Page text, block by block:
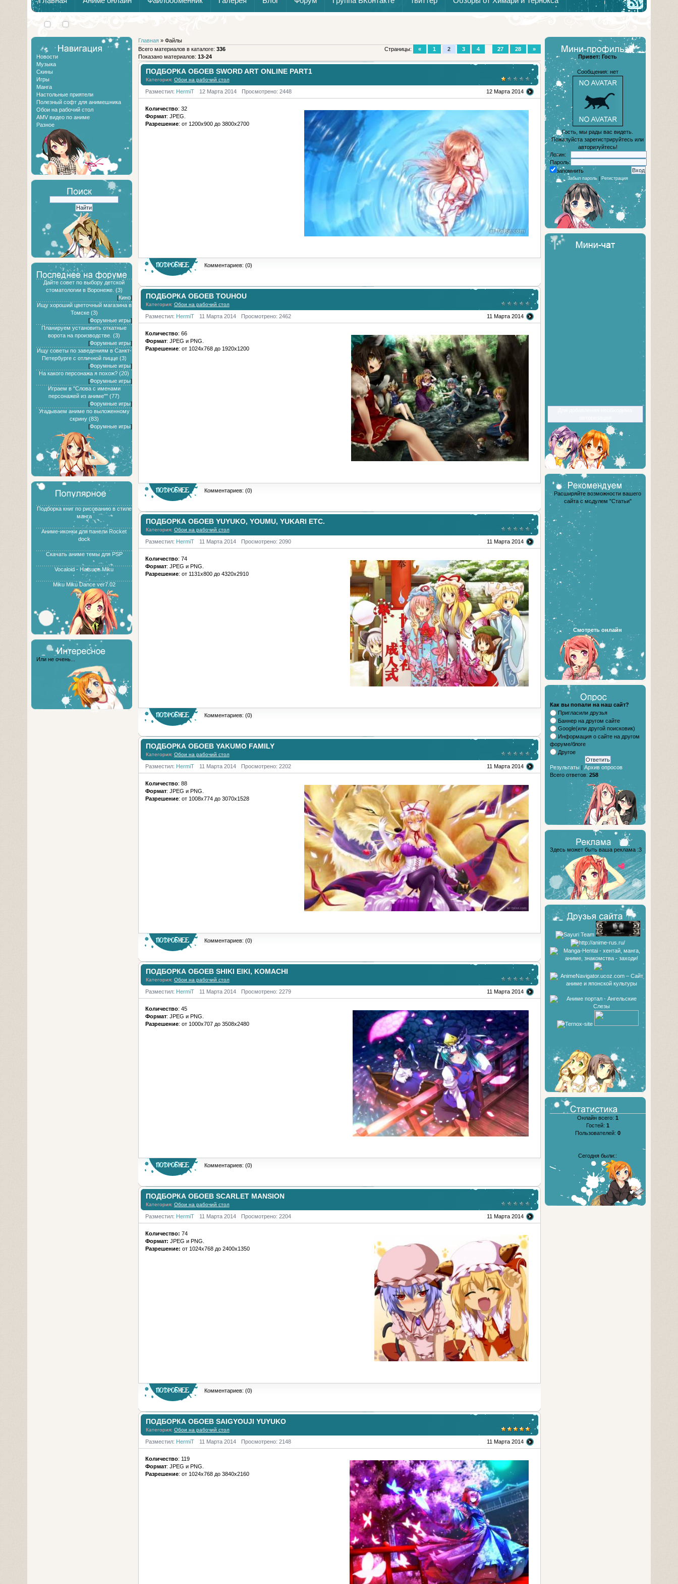
новые
технологии
повседневной
жизни
возможности
вашего
Новости
Музыка
Скины
Игры
Манга
Настольные приятели
Полезный софт для анимешника
Обои на рабочий стол
AMV видео по аниме
Разное
Дайте совет по выбору детской
стоматологии в Воронеже. (3)
[Кино]
Ищу хороший цветочный магазина в
Томске (3)
[Форумные игры]
Планируем установить откатные
ворота на производстве. (3)
[Форумные игры]
Ищу советы по заведениям в Санкт-
Петербурге с отличной пицце (3)
[Форумные игры]
На какого персонажа я похож? (20)
[Форумные игры]
Играем в "Слова с именами
персонажей из аниме"" (77)
[Форумные игры]
Угадываем аниме по выложенному
скрину (83)
[Форумные игры]
Подборка книг по рисованию в стиле
манга
Аниме-иконки для панели Rocket
dock
Скачать аниме темы для PSP
Vocaloid - Hatsune Miku
Miku Miku Dance ver7.02
Или не очень...
Главная» Файлы
Всего материалов в каталоге: 336
Показано материалов: 13-24
Страницы: « 1 2 3 4 27 28 »
ПОДБОРКА ОБОЕВ SWORD ART ONLINE PART1
Категория: Обои на рабочий стол
12 Марта 2014
Разместил: HermiT 12 Марта 2014 Просмотрено: 2448
Количество: 32
Формат: JPEG.
Разрешение: от 1200x900 до 3800x2700
Комментариев: (0)
ПОДБОРКА ОБОЕВ TOUHOU
Категория: Обои на рабочий стол
11 Марта 2014
Разместил: HermiT 11 Марта 2014 Просмотрено: 2462
Количество: 66
Формат: JPEG и PNG.
Разрешение: от 1024х768 до 1920х1200
Комментариев: (0)
ПОДБОРКА ОБОЕВ YUYUKO, YOUMU, YUKARI ETC.
Категория: Обои на рабочий стол
11 Марта 2014
Разместил: HermiT 11 Марта 2014 Просмотрено: 2090
Количество: 74
Формат: JPEG и PNG.
Разрешение: от 1131х800 до 4320х2910
Комментариев: (0)
ПОДБОРКА ОБОЕВ YAKUMO FAMILY
Категория: Обои на рабочий стол
11 Марта 2014
Разместил: HermiT 11 Марта 2014 Просмотрено: 2202
Количество: 88
Формат: JPEG и PNG.
Разрешение: от 1008х774 до 3070х1528
Комментариев: (0)
ПОДБОРКА ОБОЕВ SHIKI EIKI, KOMACHI
Категория: Обои на рабочий стол
11 Марта 2014
Разместил: HermiT 11 Марта 2014 Просмотрено: 2279
Количество: 45
Формат: JPEG и PNG.
Разрешение: от 1000х707 до 3508х2480
Комментариев: (0)
ПОДБОРКА ОБОЕВ SCARLET MANSION
Категория: Обои на рабочий стол
11 Марта 2014
Разместил: HermiT 11 Марта 2014 Просмотрено: 2204
Количество: 74
Формат: JPEG и PNG.
Разрешение: от 1024х768 до 2400х1350
Комментариев: (0)
ПОДБОРКА ОБОЕВ SAIGYOUJI YUYUKO
Категория: Обои на рабочий стол
11 Марта 2014
Разместил: HermiT 11 Марта 2014 Просмотрено: 2148
Количество: 119
Формат: JPEG и PNG.
Разрешение: от 1024х768 до 3840х2160
Привет: Гость
Сообщения: нет
Гость, мы рады вас видеть.
Пожалуйста зарегистрируйтесь или
авторизуйтесь!
Логин:
Пароль:
запомнить
Забыл пароль| Регистрация
Расширяйте возможности вашего
сайта с модулем "Статьи"
Смотреть онлайн
Как вы попали на наш сайт?
Пригласили друзья
Баннер на другом сайте
Google(или другой поисковик)
Информация о сайте на другом
форуме/блоге
Другое
Результаты| Архив опросов
Всего ответов: 258
Здесь может быть ваша реклама :3
Онлайн всего: 1
Гостей: 1
Пользователей: 0
Сегодня были::